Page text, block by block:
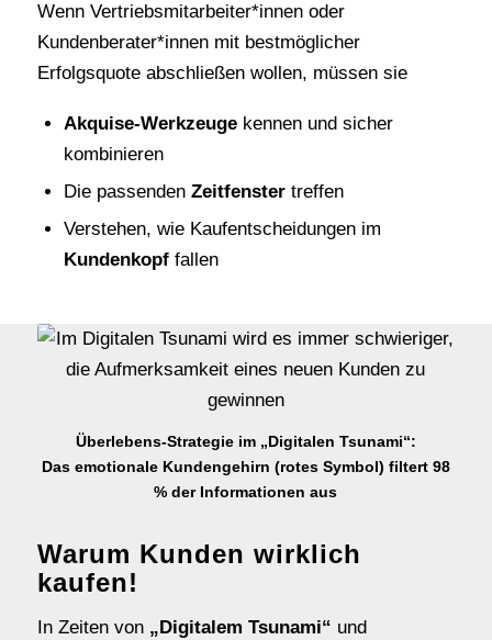
Wenn Vertriebsmitarbeiter*innen oder
Kundenberater*innen mit bestmöglicher
Erfolgsquote abschließen wollen, müssen sie
Akquise-Werkzeuge kennen und sicher
kombinieren
Die passenden Zeitfenstertreffen
Verstehen, wie Kaufentscheidungen im
Kundenkopffallen
Überlebens-Strategie im „Digitalen Tsunami“:
Das emotionale Kundengehirn (rotes Symbol) filtert 98
% der Informationen aus
Warum Kunden wirklich
kaufen!
In Zeiten von „Digitalem Tsunami“ und